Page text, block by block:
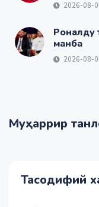
2026-08-
Роналду
манба
2026-08-
Муҳаррир
Тасодифий